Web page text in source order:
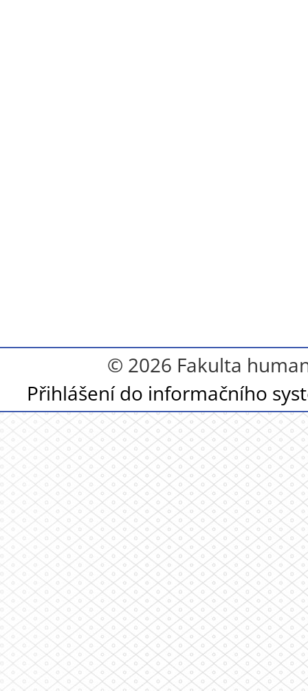
© 2026 Fakulta
Přihlášení do informačního